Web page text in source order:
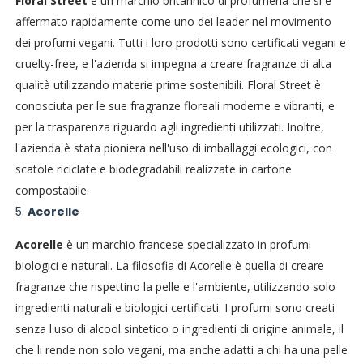
affermato rapidamente come uno dei leader nel movimento
dei profumi vegani. Tutti i loro prodotti sono certificati vegani e
cruelty-free, e l'azienda si impegna a creare fragranze di alta
qualità utilizzando materie prime sostenibili. Floral Street è
conosciuta per le sue fragranze floreali moderne e vibranti, e
per la trasparenza riguardo agli ingredienti utilizzati. Inoltre,
l'azienda è stata pioniera nell'uso di imballaggi ecologici, con
scatole riciclate e biodegradabili realizzate in cartone
compostabile.
5. Acorelle
Acorelle è un marchio francese specializzato in profumi
biologici e naturali. La filosofia di Acorelle è quella di creare
fragranze che rispettino la pelle e l'ambiente, utilizzando solo
ingredienti naturali e biologici certificati. I profumi sono creati
senza l'uso di alcool sintetico o ingredienti di origine animale, il
che li rende non solo vegani, ma anche adatti a chi ha una pelle